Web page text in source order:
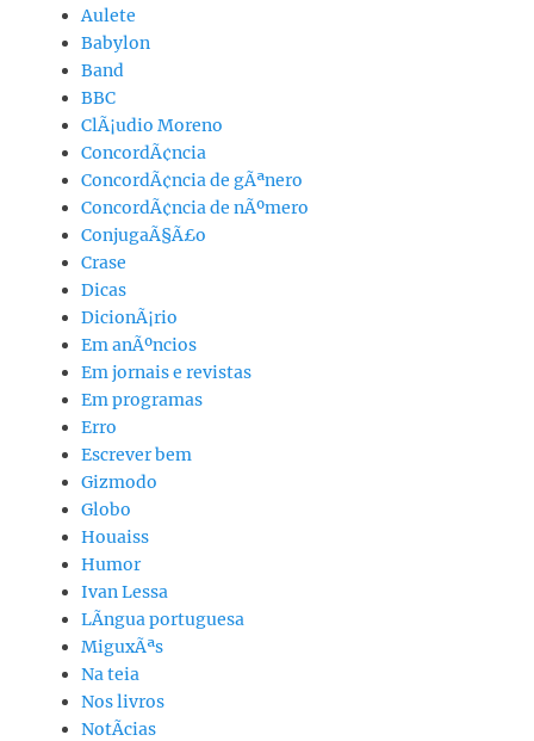
Aulete
Babylon
Band
BBC
ClÃ¡udio Moreno
ConcordÃ¢ncia
ConcordÃ¢ncia de gÃªnero
ConcordÃ¢ncia de nÃºmero
ConjugaÃ§Ã£o
Crase
Dicas
DicionÃ¡rio
Em anÃºncios
Em jornais e revistas
Em programas
Erro
Escrever bem
Gizmodo
Globo
Houaiss
Humor
Ivan Lessa
LÃ­ngua portuguesa
MiguxÃªs
Na teia
Nos livros
NotÃ­cias